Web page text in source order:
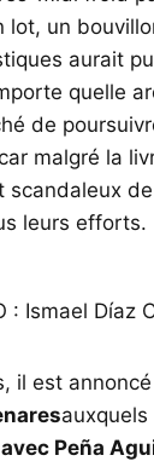
lot, un
aurait
quelle
de
malgré la
scandaleux
leurs efforts.
: Ismael Díaz
il est
Peña